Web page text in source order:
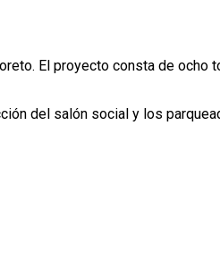
El proyecto consta de ocho
del salón social y los